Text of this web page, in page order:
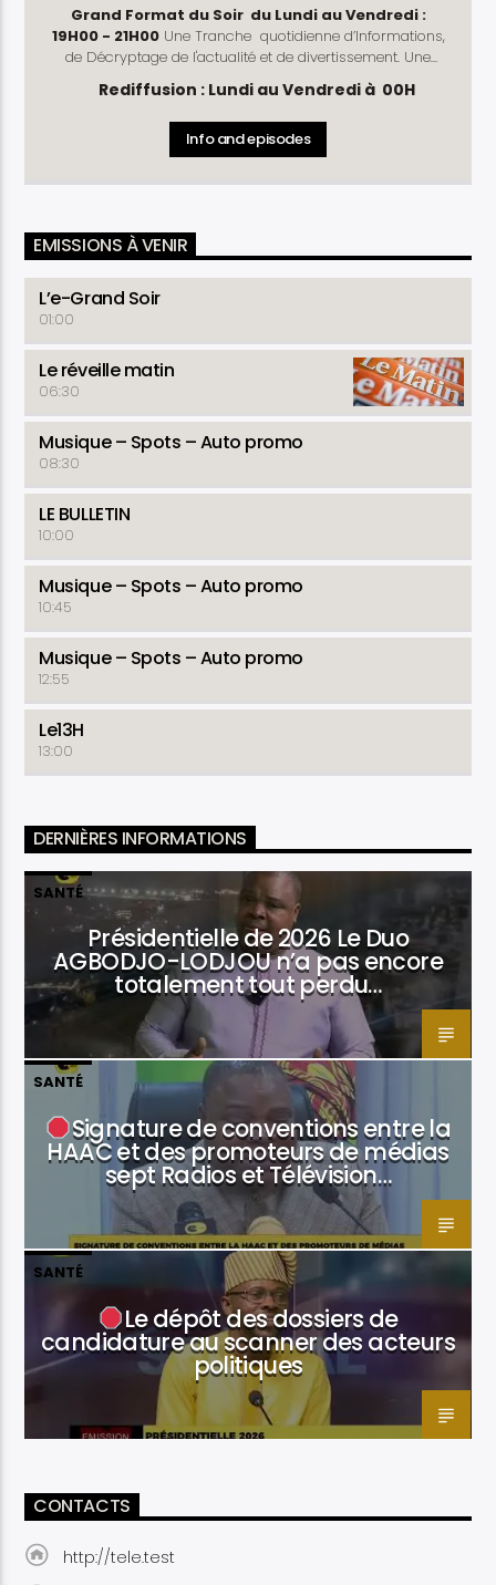
Grand Format du Soir du Lundi au Vendredi :
19H00 - 21H00Une Tranche quotidienne d’Informations,
de Décryptage de l'actualité et de divertissement. Une
mise à jour des évènements de la journée. L'e-Grand Soir,
nous vous faisons mieux comprendre l'actualité !
: L'Oeil du Juriste (Lundi, Mercredi - Vendredi)
- l’Oeil du Coach (Mardi et Jeudi) - Chronique Politique -
Instant Partenaire - le 19H45 - La Tribune Politique
Rediffusion : Lundi au Vendredi à 00H
Info and episodes
EMISSIONS À VENIR
L’e-Grand Soir
01:00
Le réveille matin
06:30
Musique – Spots – Auto promo
08:30
LE BULLETIN
10:00
Musique – Spots – Auto promo
10:45
Musique – Spots – Auto promo
12:55
Le13H
13:00
DERNIÈRES INFORMATIONS
SANTÉ
Présidentielle de 2026 Le Duo
AGBODJO-LODJOU n’a pas encore
totalement tout perdu…
SANTÉ
Signature de conventions entre la
HAAC et des promoteurs de médias
sept Radios et Télévision…
SANTÉ
Le dépôt des dossiers de
candidature au scanner des acteurs
politiques
CONTACTS
http://tele.test